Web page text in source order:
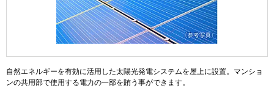
自然エネルギーを有効に活用した太陽光発電システムを屋上に設置。マンショ
ンの共用部で使用する電力の一部を賄う事ができます。